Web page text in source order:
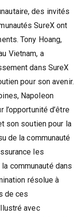
des invités
SureX ont
Tony Hoang,
Vietnam, a
dans SureX
pour son avenir.
Napoleon
d’être
son soutien pour la
de la communauté
les
communauté dans
résolue à
de ces
avec